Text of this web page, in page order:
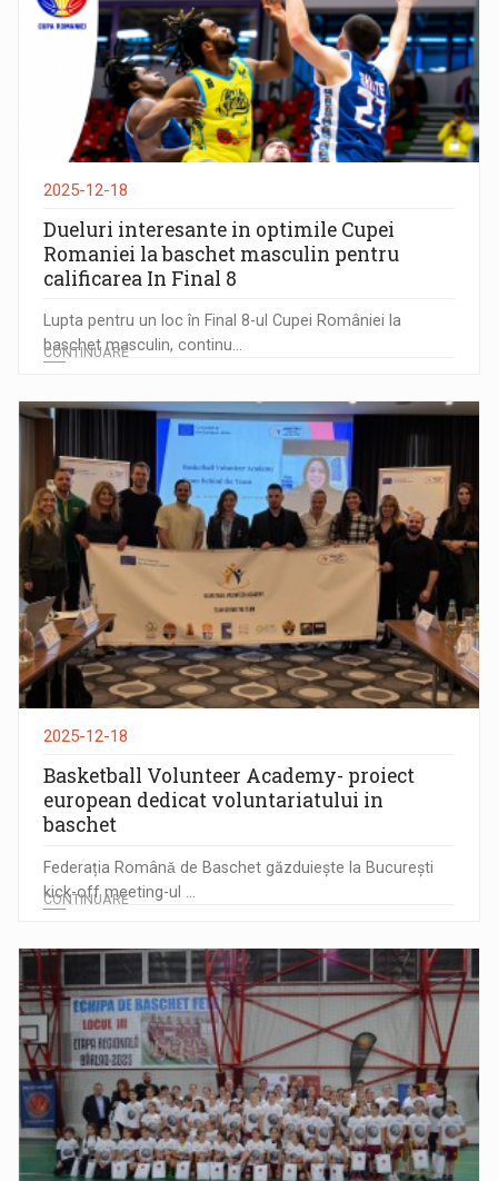
2025-12-18
Dueluri interesante in optimile Cupei
Romaniei la baschet masculin pentru
calificarea In Final 8
Lupta pentru un loc în Final 8-ul Cupei României la
baschet masculin, continu...
CONTINUARE
2025-12-18
Basketball Volunteer Academy- proiect
european dedicat voluntariatului in
baschet
Federația Românǎ de Baschet găzduiește la București
kick-off meeting-ul ...
CONTINUARE